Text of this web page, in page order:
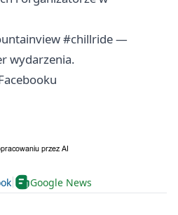
#chillride —
wydarzenia.
Google News